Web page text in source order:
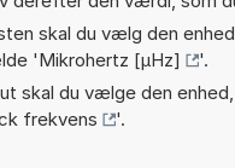
skal du vælg den
'Mikrohertz [µHz]
'.
skal du vælge den
frekvens
'.